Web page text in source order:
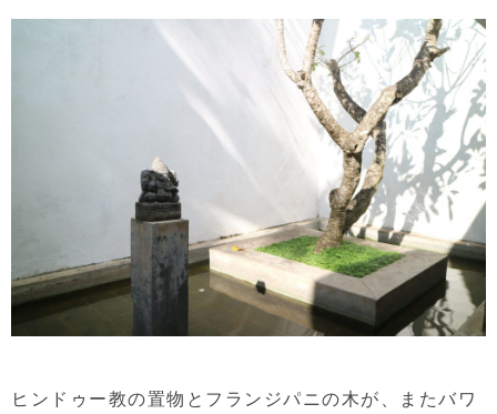
ヒンドゥー教の置物とフランジパニの木が、またバワ